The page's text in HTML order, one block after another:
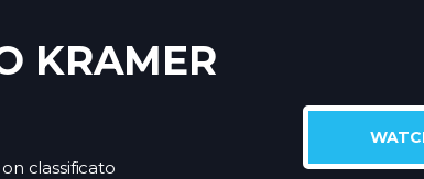
KRAMER
classificato